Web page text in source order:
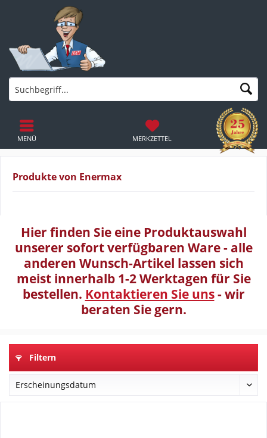
MERKZETTEL
MENÜ
Produkte von Enermax
Hier finden Sie eine Produktauswahl
unserer sofort verfügbaren Ware - alle
anderen Wunsch-Artikel lassen sich
meist innerhalb 1-2 Werktagen für Sie
bestellen. Kontaktieren Sie uns- wir
beraten Sie gern.
Filtern